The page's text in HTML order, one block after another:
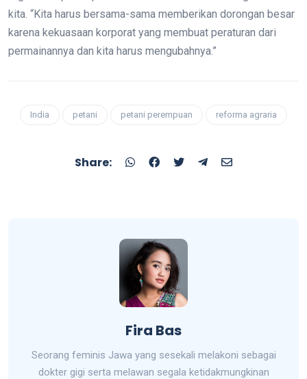
kita. “Kita harus bersama-sama memberikan dorongan besar
karena kekuasaan korporat yang membuat peraturan dari
permainannya dan kita harus mengubahnya.”
India petani petani perempuan reforma agraria
Share:
Fira Bas
Seorang feminis Jawa yang sesekali melakoni sebagai
dokter gigi serta melawan segala ketidakmungkinan